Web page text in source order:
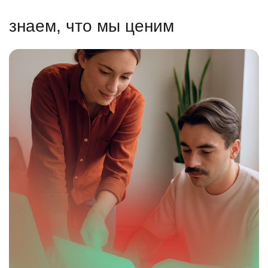
знаем, что мы ценим